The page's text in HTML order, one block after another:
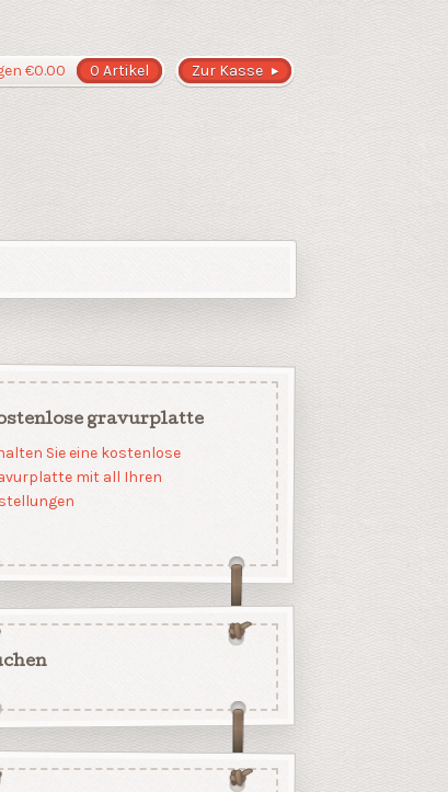
Zur Kasse
€0.00 0 Artikel
gravurplatte
Sie eine kostenlose
mit all Ihren